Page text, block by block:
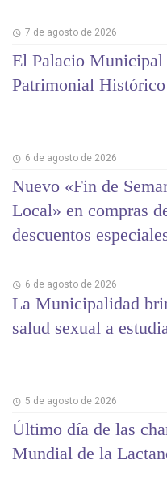
7 de agosto de 2026
El Palacio Municipal
Patrimonial
6 de agosto de 2026
Nuevo «Fin de
Local» en compras
descuentos
6 de agosto de 2026
La Municipalidad
salud sexual a
5 de agosto de 2026
Último día de las
Mundial de la